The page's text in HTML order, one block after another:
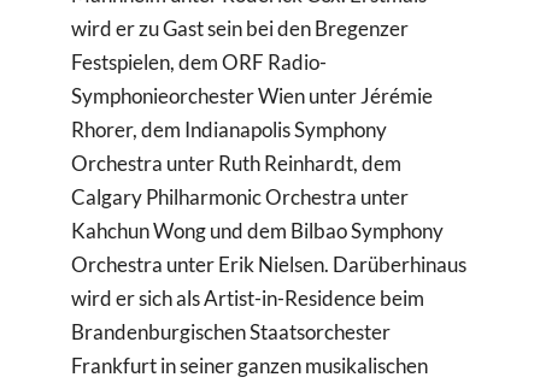
wird er zu Gast sein bei den Bregenzer
Festspielen, dem ORF Radio-
Symphonieorchester Wien unter Jérémie
Rhorer, dem Indianapolis Symphony
Orchestra unter Ruth Reinhardt, dem
Calgary Philharmonic Orchestra unter
Kahchun Wong und dem Bilbao Symphony
Orchestra unter Erik Nielsen. Darüberhinaus
wird er sich als Artist-in-Residence beim
Brandenburgischen Staatsorchester
Frankfurt in seiner ganzen musikalischen